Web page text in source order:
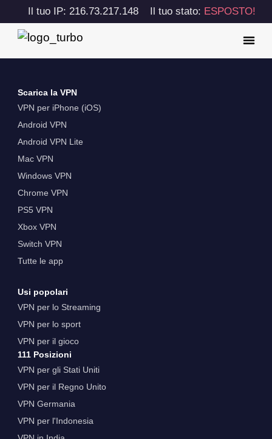
Il tuo IP: 216.73.217.148 Il tuo stato: ESPOSTO!
Scarica la VPN
VPN per iPhone (iOS)
Android VPN
Android VPN Lite
Mac VPN
Windows VPN
Chrome VPN
PS5 VPN
Xbox VPN
Switch VPN
Tutte le app
Usi popolari
VPN per lo Streaming
VPN per lo sport
VPN per il gioco
111 Posizioni
VPN per gli Stati Uniti
VPN per il Regno Unito
VPN Germania
VPN per l'Indonesia